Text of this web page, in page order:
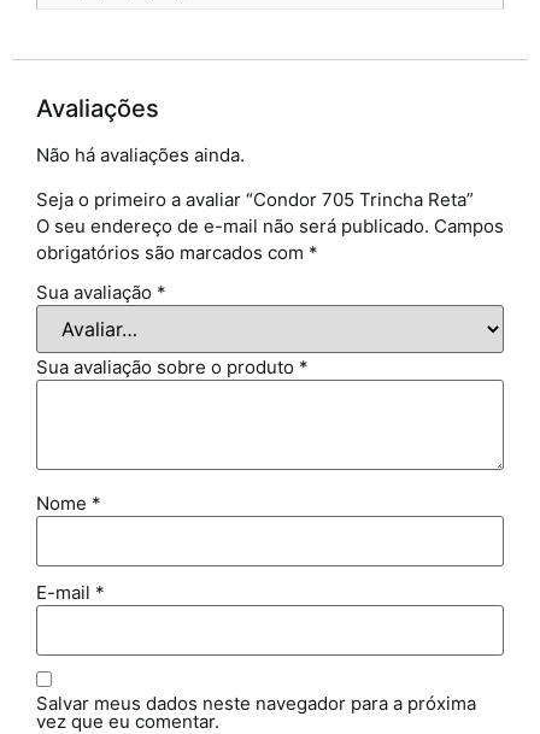
Avaliações
Não há avaliações ainda.
Seja o primeiro a avaliar “Condor 705 Trincha Reta”
O seu endereço de e-mail não será publicado. Campos
obrigatórios são marcados com *
Sua avaliação *
Sua avaliação sobre o produto *
Nome *
E-mail *
Salvar meus dados neste navegador para a próxima
vez que eu comentar.